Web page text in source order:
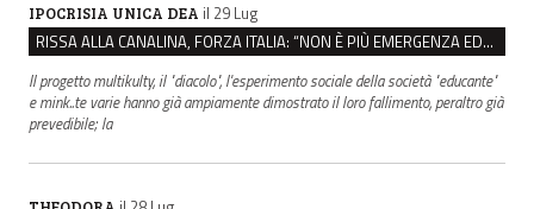
IPOCRISIA UNICA DEA il 29 Lug
RISSA ALLA CANALINA, FORZA ITALIA: “NON È PIÙ EMERGENZA EDUCATIVA, MA DI SICUREZZA”
Il progetto multikulty, il "diacolo", l'esperimento sociale della società "educante"
e mink..te varie hanno già ampiamente dimostrato il loro fallimento, peraltro già
prevedibile; la